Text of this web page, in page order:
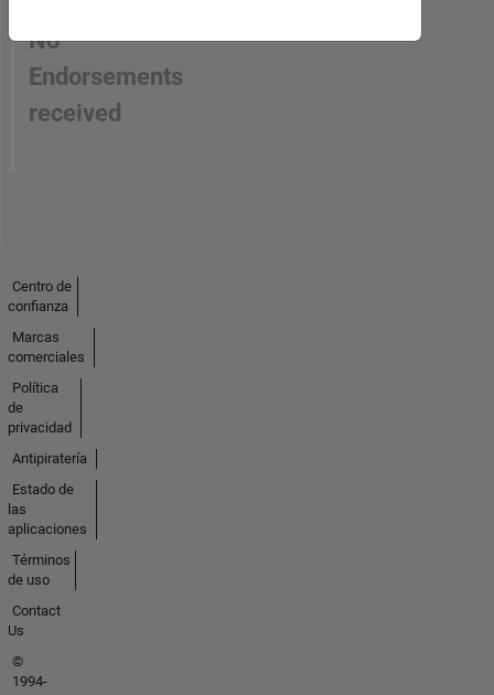
No
Endorsements
received
Centro de
confianza
Marcas
comerciales
Política
de
privacidad
Antipiratería
Estado de
las
aplicaciones
Términos
de uso
Contact
Us
©
1994-